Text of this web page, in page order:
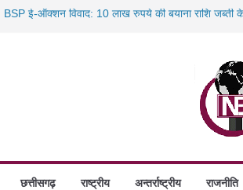
BSP ई-ऑक्शन विवाद: 10 लाख रुपये की बयाना राशि जब्ती
छत्तीसगढ़ में 1460 गोधाम होंगे स्थापित, हर विकासखंड के 10
साइबर ठगी पर दुर्ग पुलिस का बड़ा एक्शन: 13 म्यूल बैंक
छत्तीसगढ़ राष्ट्रीय अन्तर्राष्ट्रीय राजनीति